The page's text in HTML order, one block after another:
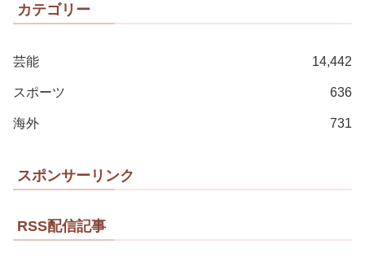
カテゴリー
芸能 14,442
スポーツ 636
海外 731
スポンサーリンク
RSS配信記事